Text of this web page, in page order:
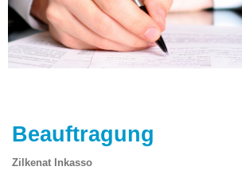
Beauftragung
Zilkenat Inkasso